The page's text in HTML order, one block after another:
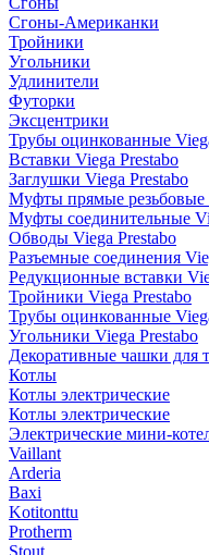
Сгоны-Американки
Тройники
Угольники
Удлинители
Футорки
Эксцентрики
Трубы оцинкованные
Вставки Viega Prestabo
Заглушки Viega Prestabo
Муфты прямые резьбовые
Муфты соединительные
Обводы Viega Prestabo
Разъемные соединения
Редукционные вставки
Тройники Viega Prestabo
Трубы оцинкованные
Угольники Viega Prestabo
Декоративные чашки для
Котлы
Котлы электрические
Котлы электрические
Электрические мини-
Vaillant
Arderia
Baxi
Kotitonttu
Protherm
Stout